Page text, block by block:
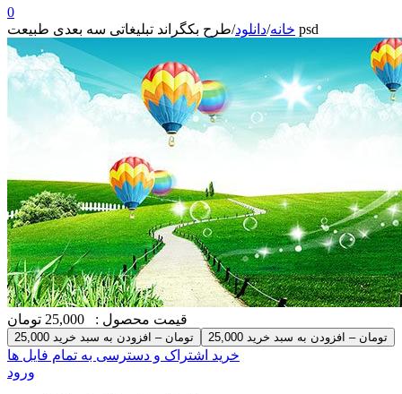
0
خانه/دانلود/ طرح بکگراند تبلیغاتی سه بعدی طبیعت psd
قیمت محصول : 25,000 تومان
25,000 تومان – افزودن به سبد خرید
خرید اشتراک و دسترسی به تمام فایل ها
ورود